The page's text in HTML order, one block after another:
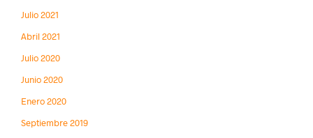
Julio 2021
Abril 2021
Julio 2020
Junio 2020
Enero 2020
Septiembre 2019